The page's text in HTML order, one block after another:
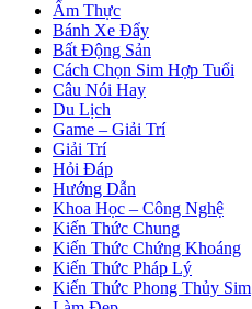
Ẩm Thực
Bánh Xe Đẩy
Bất Động Sản
Cách Chọn Sim Hợp Tuổi
Câu Nói Hay
Du Lịch
Game – Giải Trí
Giải Trí
Hỏi Đáp
Hướng Dẫn
Khoa Học – Công Nghệ
Kiến Thức Chung
Kiến Thức Chứng Khoáng
Kiến Thức Pháp Lý
Kiến Thức Phong Thủy Sim